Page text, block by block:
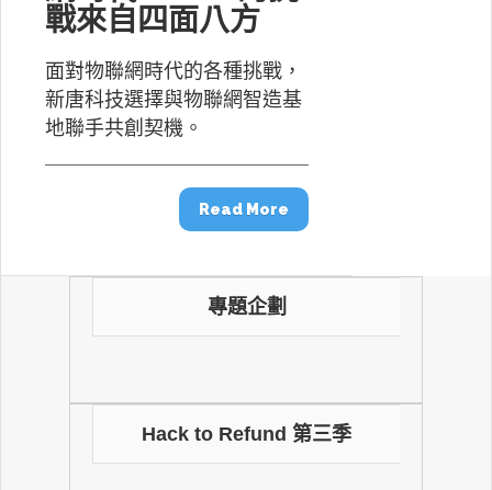
戰來自四面八方
面對物聯網時代的各種挑戰，
新唐科技選擇與物聯網智造基
地聯手共創契機。
Read More
專題企劃
Hack to Refund 第三季